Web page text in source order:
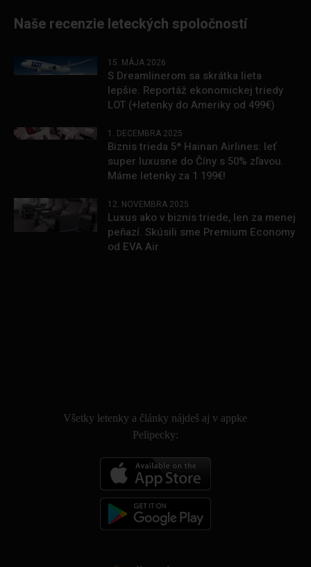
Naše recenzie leteckých spoločností
15. MÁJA 2026
S Dreamlinerom sa skrátka lieta
lepšie. Reportáž ekonomickej triedy
LOT (+letenky do Ameriky od 499€)
1. DECEMBRA 2025
Biznis trieda 5* Hainan Airlines: leť
super luxusne do Číny s 50% zľavou.
Máme letenky za 1 199€!
12. NOVEMBRA 2025
Luxus ako v biznis triede, len za menej
peňazí. Skúsili sme Premium Economy
od EVA Air
Všetky letenky a články nájdeš aj v appke
Pelipecky: